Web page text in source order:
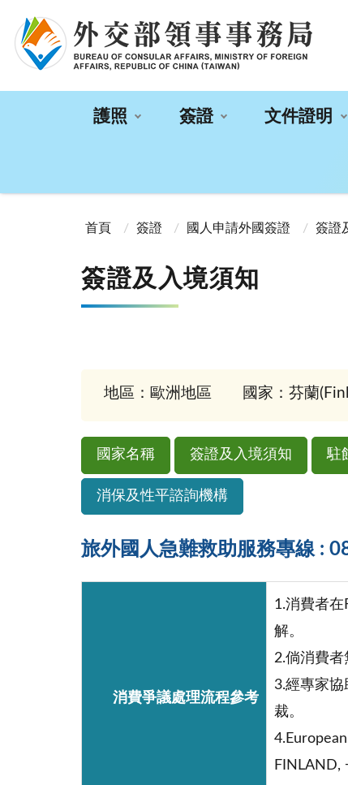
護照 簽證 文件證明
首頁
簽證 國人申請外國簽證 簽證
簽證及入境須知
地區：歐洲地區 國家：芬蘭
國家名稱 簽證及入境須知 駐
消保及性平諮詢機構
旅外國人急難救助服務專線 :
消費爭議處理流程參考
1.消費者
解。
2.倘消費者
3.經專家
裁。
FINLAND,